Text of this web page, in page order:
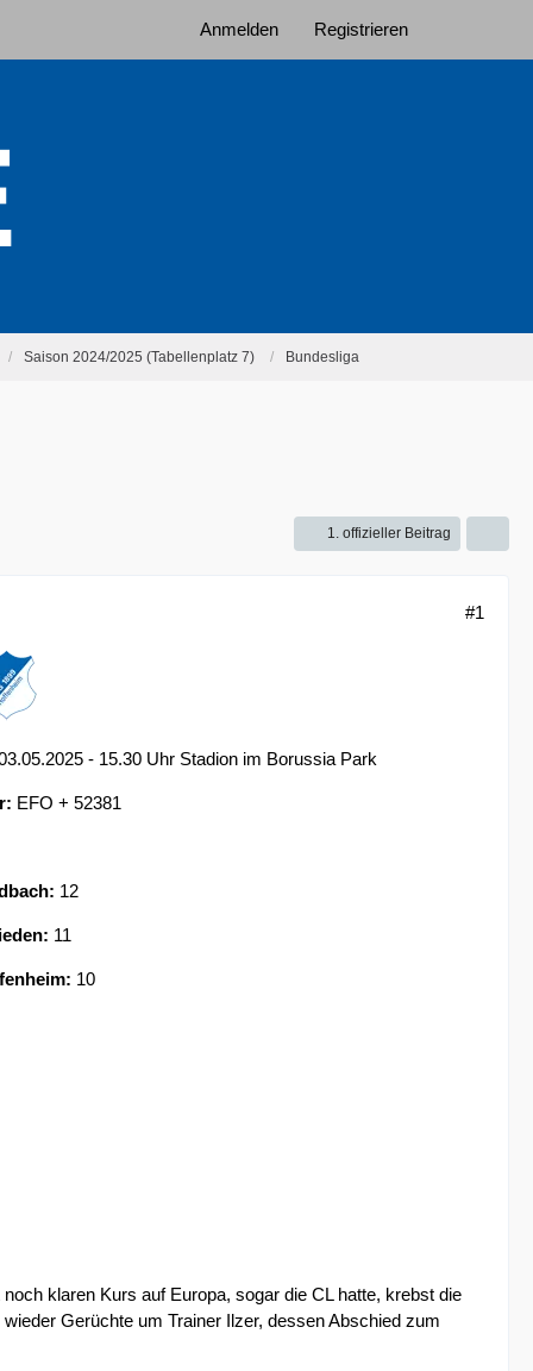
Anmelden Registrieren
Saison 2024/2025 (Tabellenplatz 7) Bundesliga
1. offizieller Beitrag
#1
- 15.30 Uhr Stadion im Borussia Park
EFO + 52381
12
11
10
klaren Kurs auf Europa, sogar die CL hatte, krebst die
Gerüchte um Trainer Ilzer, dessen Abschied zum